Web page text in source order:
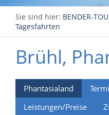
Sie sind hier: BENDER-
Tagesfahrten
Brühl,
Phantasialand
Leistungen/Preise